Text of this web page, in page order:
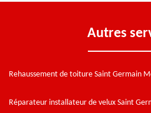
Autres
Rehaussement de toiture Saint Germain
Réparateur installateur de velux Saint